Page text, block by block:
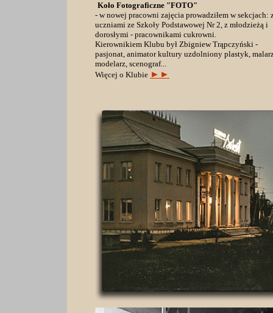
Koło Fotograficzne "FOTO"
- w nowej pracowni zajęcia prowadziłem w sekcjach:
uczniami ze Szkoły Podstawowej Nr 2, z młodzieżą i
dorosłymi - pracownikami cukrowni.
Kierownikiem Klubu był Zbigniew Trąpczyński -
pasjonat, animator kultury uzdolniony plastyk,
modelarz, scenograf...
Więcej o Klubie ►►